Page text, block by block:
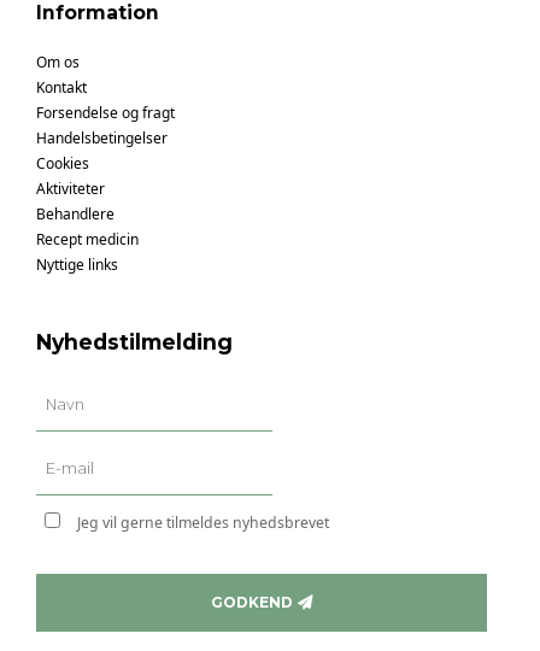
Information
Om os
Kontakt
Forsendelse og fragt
Handelsbetingelser
Cookies
Aktiviteter
Behandlere
Recept medicin
Nyttige links
Nyhedstilmelding
Jeg vil gerne tilmeldes nyhedsbrevet
GODKEND